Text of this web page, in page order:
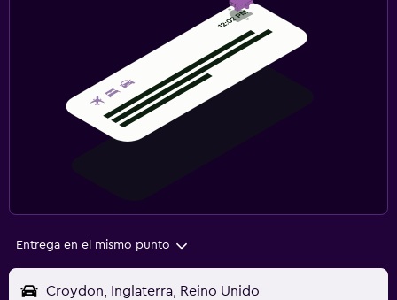
Entrega en el mismo punto
Croydon, Inglaterra, Reino Unido